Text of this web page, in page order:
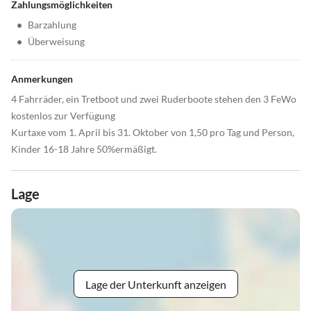
Zahlungsmöglichkeiten
• Barzahlung
• Überweisung
Anmerkungen
4 Fahrräder, ein Tretboot und zwei Ruderboote stehen den 3 FeWo
kostenlos zur Verfügung
Kurtaxe vom 1. April bis 31. Oktober von 1,50 pro Tag und Person,
Kinder 16-18 Jahre 50%ermäßigt.
Lage
Lage der Unterkunft anzeigen